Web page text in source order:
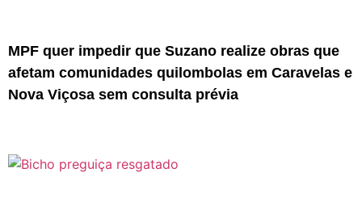
MPF quer impedir que Suzano realize obras que
afetam comunidades quilombolas em Caravelas e
Nova Viçosa sem consulta prévia